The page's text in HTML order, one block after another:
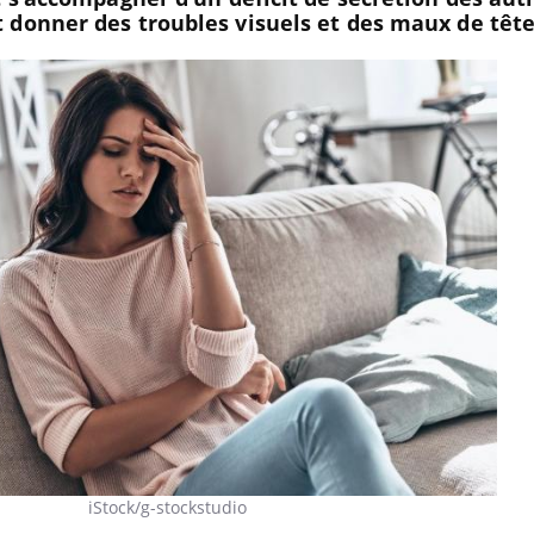
donner des troubles visuels et des maux de
iStock/g-stockstudio
La sieste empêche-t-elle de
dormir la nuit ?